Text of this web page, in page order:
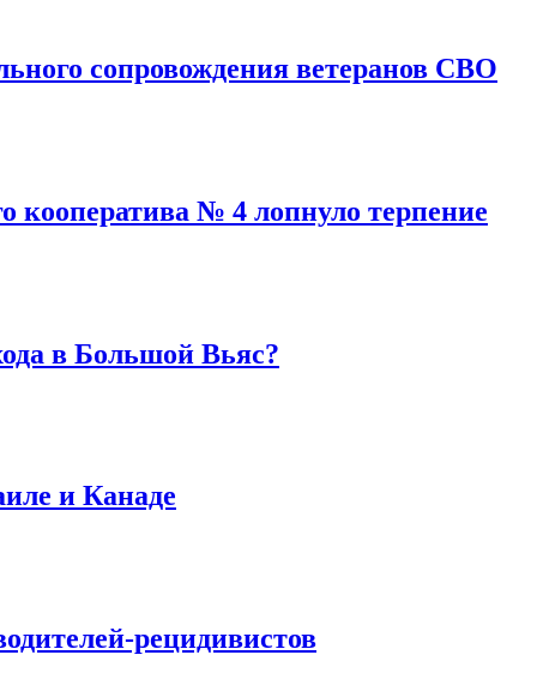
сопровождения ветеранов СВО
кооператива № 4 лопнуло терпение
в Большой Вьяс?
и Канаде
рецидивистов